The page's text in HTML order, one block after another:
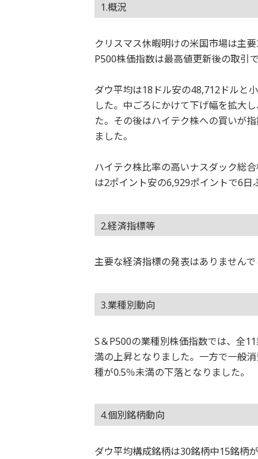
1.概況
クリスマス休暇明けの米国市場は主
P500株価指数は最高値更新後の取引
ダウ平均は18ドル安の48,712ドルと
した。中ごろにかけて下げ幅を拡大
た。その後はハイテク株への買いが
ました。
ハイテク株比率の高いナスダック総
は2ポイント安の6,929ポイントで6日
2.経済指標等
主要な経済指標の発表はありませんで
3.業種別動向
S＆P500の業種別株価指数では、全
満の上昇となりました。一方で一般
種が0.5％未満の下落となりました。
4.個別銘柄動向
ダウ平均構成銘柄は30銘柄中15銘柄